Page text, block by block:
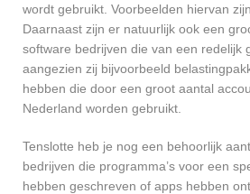
wordt gebruikt. Voorbeelden hiervan
Daarnaast zijn er natuurlijk ook een
software bedrijven die van een redelijk
aangezien zij bijvoorbeeld
hebben die door een groot aantal
Nederland worden gebruikt.
Tenslotte heb je nog een behoorlijk
bedrijven die programma’s voor een
hebben geschreven of apps hebben